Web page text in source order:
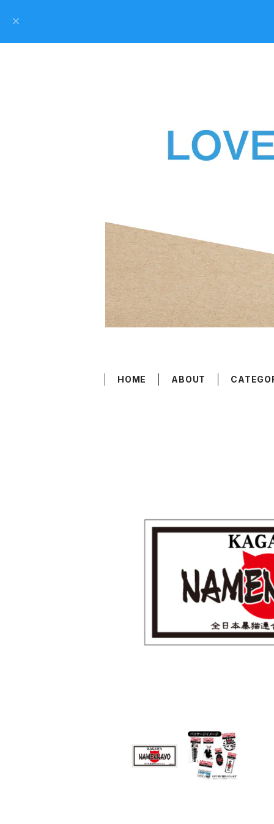
HOME ABOUT